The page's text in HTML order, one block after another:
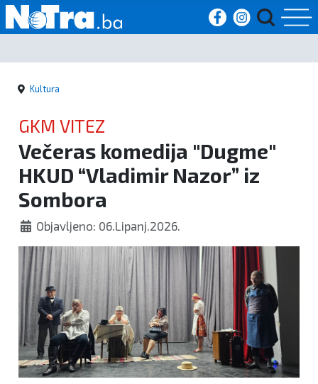
Početna
Vijesti
Sport
Kultura
Crna
kronika
Politika
Zanimljivosti
Kultura
GKM VITEZ
Večeras komedija "Dugme"
HKUD “Vladimir Nazor” iz
Sombora
Objavljeno: 06.Lipanj.2026.